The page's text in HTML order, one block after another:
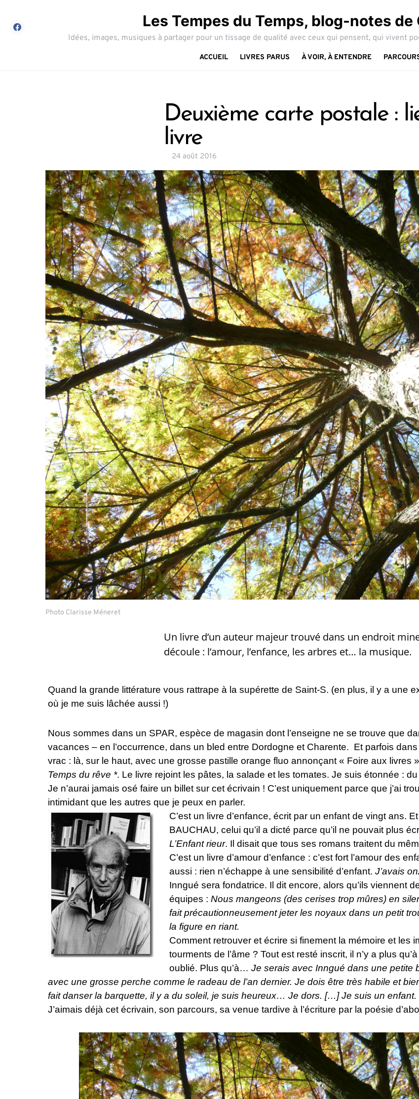
Les Tempes du Temps, blog-notes de
Idées, images, musiques à partager pour un tissage de qualité avec ceux qui pensent, qui vivent
ACCUEIL LIVRES PARUS À VOIR, À ENTENDRE
Deuxième carte postale :
livre
24 août 2016
Photo Clarisse Méneret
Un livre d’un auteur majeur trouvé dans un endroit
découle : l’amour, l’enfance, les arbres et… la musique.
Quand la grande littérature vous rattrape à la supérette de Saint-S. (en plus, il y a une
où je me suis lâchée aussi !)
Nous sommes dans un SPAR, espèce de magasin dont l’enseigne ne se trouve que
vacances – en l’occurrence, dans un bled entre Dordogne et Charente. Et parfois
vrac : là, sur le haut, avec une grosse pastille orange fluo annonçant « Foire aux livres
Temps du rêve *. Le livre rejoint les pâtes, la salade et les tomates. Je suis étonnée :
Je n’aurai jamais osé faire un billet sur cet écrivain ! C’est uniquement parce que j’ai
intimidant que les autres que je peux en parler.
C’est un livre d’enfance, écrit par un enfant de vingt ans.
BAUCHAU, celui qu’il a dicté parce qu’il ne pouvait plus
L’Enfant rieur. Il disait que tous ses romans traitent du
C’est un livre d’amour d’enfance : c’est fort l’amour des
aussi : rien n’échappe à une sensibilité d’enfant. J’avais
Inngué sera fondatrice. Il dit encore, alors qu’ils viennent
équipes : Nous mangeons (des cerises trop mûres) en
fait précautionneusement jeter les noyaux dans un petit
la figure en riant.
Comment retrouver et écrire si finement la mémoire et les
tourments de l’âme ? Tout est resté inscrit, il n’y a plus
oublié. Plus qu’à… Je serais avec Inngué dans une petite
avec une grosse perche comme le radeau de l’an dernier. Je dois être très habile et
fait danser la barquette, il y a du soleil, je suis heureux… Je dors. […] Je suis un enfant.
J’aimais déjà cet écrivain, son parcours, sa venue tardive à l’écriture par la poésie